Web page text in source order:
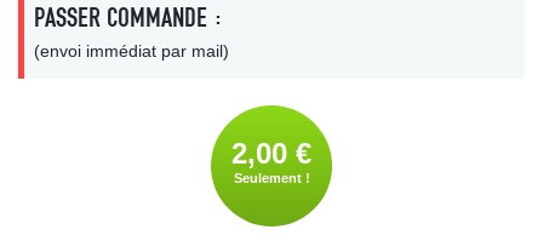
PASSER COMMANDE :
(envoi immédiat par mail)
2,00 €
Seulement !